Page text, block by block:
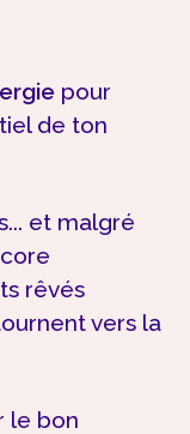
pour
de ton
et malgré
rêvés
vers la
le bon